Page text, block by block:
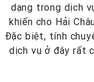
dạng trong dịch
khiến cho Hải
Đặc biệt, tính
dịch vụ ở đây rất